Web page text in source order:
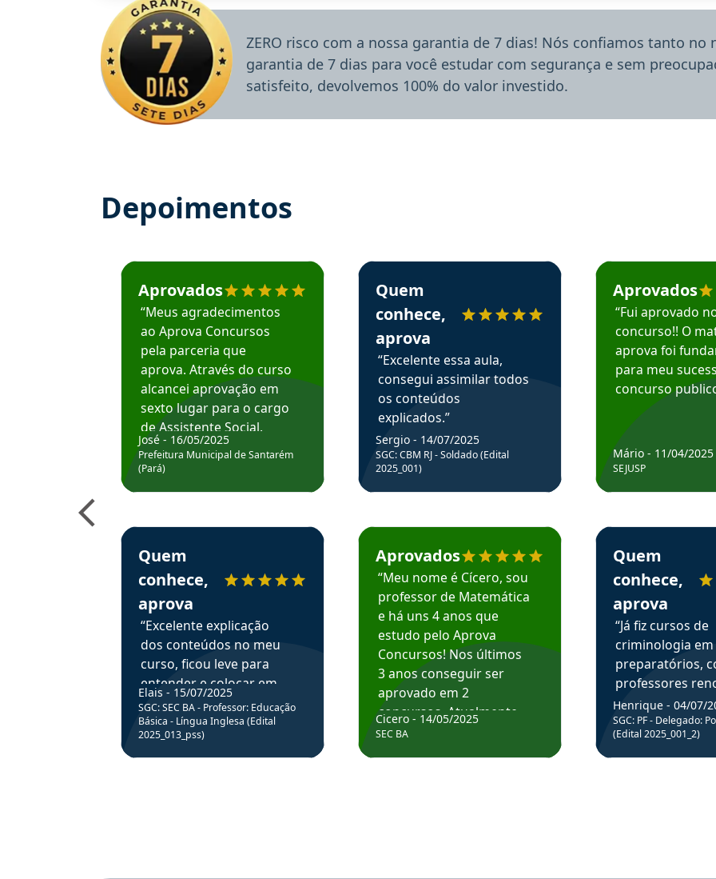
ZERO risco com a nossa garantia de 7 dias! Nós confiamos tanto
garantia de 7 dias para você estudar com segurança e sem
satisfeito, devolvemos 100% do valor investido.
Depoimentos
Estudante José recomenda o Aprova Concursos em depoimento
Aprovados
“Meus agradecimentos
ao Aprova Concursos
pela parceria que
aprova. Através do curso
alcancei aprovação em
sexto lugar para o cargo
de Assistente Social.
Hoje estou atuando na
Prefeitura de Santarém.
José - 16/05/2025
Prefeitura Municipal de Santarém
(Pará)
Estudante Elais recomenda o Aprova Concursos em depoimento
Quem
conhece,
aprova
“Excelente explicação
dos conteúdos no meu
curso, ficou leve para
entender e colocar em
prática através da
resolução de questões.”
Elais - 15/07/2025
SGC: SEC BA - Professor: Educação
Básica - Língua Inglesa (Edital
2025_013_pss)
Estudante Sergio recomenda o Aprova Concursos em depoimento
Quem
conhece,
aprova
“Excelente essa aula,
consegui assimilar todos
os conteúdos
explicados.”
Sergio - 14/07/2025
SGC: CBM RJ - Soldado (Edital
2025_001)
Estudante Cicero recomenda o Aprova Concursos em depoimento
Aprovados
“Meu nome é Cícero, sou
professor de Matemática
e há uns 4 anos que
estudo pelo Aprova
Concursos! Nos últimos
3 anos conseguir ser
aprovado em 2
concursos. Atualmente,
estou atuando como
Cicero - 14/05/2025
SEC BA
Estudante Mário
Aprovados
“Fui aprovado
concurso!! O
aprova foi
para meu
concurso
Mário - 11/04/2025
SEJUSP
Estudante Henrique
Quem
conhece,
aprova
“Já fiz cursos de
criminologia em
preparatórios,
professores
fiz curso em pós
graduação.
Professor do
sem dúvida, o
Henrique - 04/07/
SGC: PF - Delegado:
(Edital 2025_001_2)